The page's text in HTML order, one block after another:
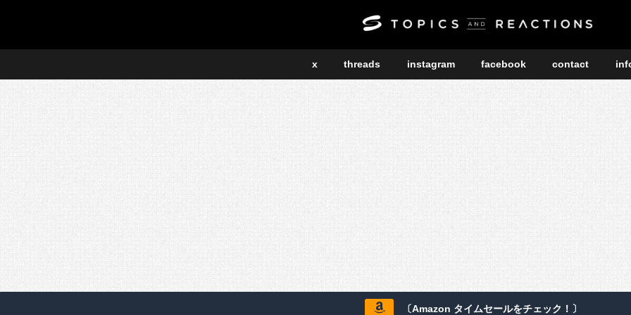
x threads instagram facebook contact
〔Amazon タイムセールをチェック！〕